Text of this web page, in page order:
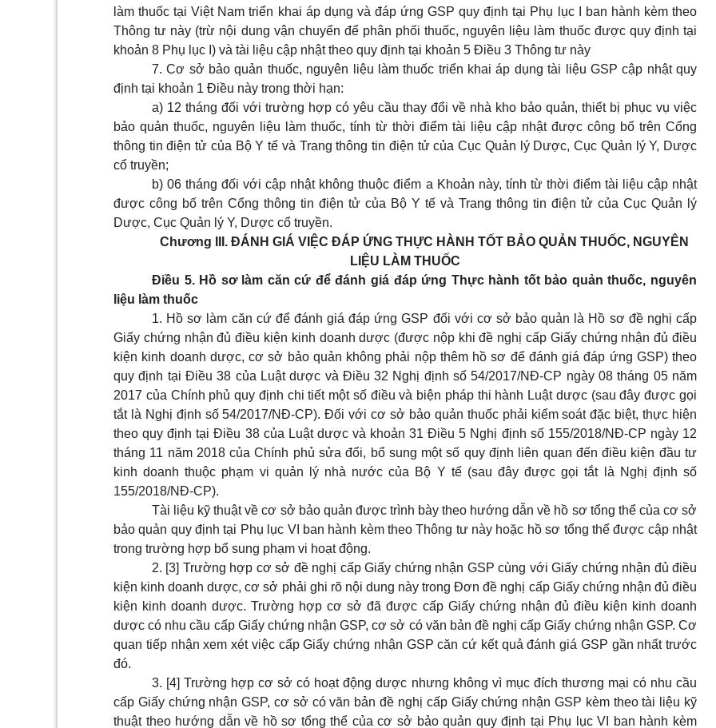
làm thuốc tại Việt Nam triển khai áp dụng và đáp ứng GSP quy định tại Phụ lục I
ban hành kèm theo
Thông tư này (trừ nội dung vận chuyển để phân phối thuốc, nguyên liệu làm thuốc được quy định tại
khoản 8 Phụ lục I ) và tài liệu cập nhật theo quy định tại khoản 5 Điều 3 Thông tư này
7. Cơ sở bảo quản thuốc, nguyên liệu làm thuốc triển khai áp dụng tài liệu GSP cập nhật quy
định tại khoản 1 Điều này trong thời hạn:
a) 12 tháng đối với trường hợp có yêu cầu thay đổi về nhà kho bảo quản, thiết bị phục vụ việc
bảo quản thuốc, nguyên liệu làm thuốc, tính từ thời điểm tài liệu cập nhật được công bố trên Cổng
thông tin điện tử của Bộ Y tế và Trang thông tin điện tử của Cục Quản lý Dược, Cục Quản lý Y, Dược
cổ truyền;
b) 06 tháng đối với cập nhật không thuộc điểm a Khoản này, tính từ thời điểm tài liệu cập nhật
được công bố trên Cổng thông tin điện tử của Bộ Y tế và Trang thông tin điện tử của Cục Quản lý
Dược, Cục Quản lý Y, Dược cổ truyền.
Chương III. ĐÁNH GIÁ VIỆC ĐÁP ỨNG THỰC HÀNH TỐT BẢO QUẢN THUỐC, NGUYÊN
LIỆU LÀM THUỐC
Điều 5. Hồ sơ làm căn cứ để đánh giá đáp ứng Thực hành tốt bảo quản thuốc, nguyên
liệu làm thuốc
1. Hồ sơ làm căn cứ để đánh giá đáp ứng GSP đối với cơ sở bảo quản là Hồ sơ đề nghị cấp
Giấy chứng nhận đủ điều kiện kinh doanh dược (được nộp khi đề nghị cấp Giấy chứng nhận đủ điều
kiện kinh doanh dược, cơ sở bảo quản không phải nộp thêm hồ sơ để đánh giá đáp ứng GSP) theo
quy định tại Điều 38 của Luật dược và Điều 32 Nghị định số 54/2017/NĐ-CP ngày 08 tháng 05 năm
2017 của Chính phủ quy định chi tiết một số điều và biện pháp thi hành Luật dược (sau đây được gọi
tắt là Nghị định số 54/2017/NĐ-CP). Đối với cơ sở bảo quản thuốc phải kiểm soát đặc biệt, thực hiện
theo quy định tại Điều 38 của Luật dược và khoản 31 Điều 5 Nghị định số 155/2018/NĐ-CP ngày 12
tháng 11 năm 2018 của Chính phủ sửa đổi, bổ sung một số quy định liên quan đến điều kiện đầu tư
kinh doanh thuộc phạm vi quản lý nhà nước của Bộ Y tế (sau đây được gọi tắt là Nghị định số
155/2018/NĐ-CP).
Tài liệu kỹ thuật về cơ sở bảo quản được trình bày theo hướng dẫn về hồ sơ tổng thể của cơ sở
bảo quản quy định tại Phụ lục VI ban hành kèm theo Thông tư này hoặc hồ sơ tổng thể được cập nhật
trong trường hợp bổ sung phạm vi hoạt động.
2. [3] Trường hợp cơ sở đề nghị cấp Giấy chứng nhận GSP cùng với Giấy chứng nhận đủ điều
kiện kinh doanh dược, cơ sở phải ghi rõ nội dung này trong Đơn đề nghị cấp Giấy chứng nhận đủ điều
kiện kinh doanh dược. Trường hợp cơ sở đã được cấp Giấy chứng nhận đủ điều kiện kinh doanh
dược có nhu cầu cấp Giấy chứng nhận GSP, cơ sở có văn bản đề nghị cấp Giấy chứng nhận GSP. Cơ
quan tiếp nhận xem xét việc cấp Giấy chứng nhận GSP căn cứ kết quả đánh giá GSP gần nhất trước
đó.
3. [4] Trường hợp cơ sở có hoạt động dược nhưng không vì mục đích thương mại có nhu cầu
cấp Giấy chứng nhận GSP, cơ sở có văn bản đề nghị cấp Giấy chứng nhận GSP kèm theo tài liệu kỹ
thuật theo hướng dẫn về hồ sơ tổng thể của cơ sở bảo quản quy định tại Phụ lục VI ban hành kèm